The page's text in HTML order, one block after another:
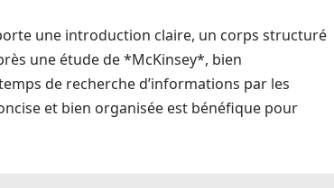
une introduction claire, un corps structuré
une étude de *McKinsey*, bien
de recherche d’informations par les
et bien organisée est bénéfique pour